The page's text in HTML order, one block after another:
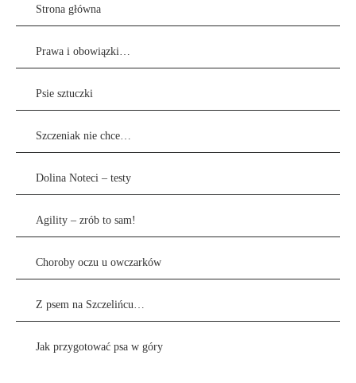
Strona główna
Prawa i obowiązki…
Psie sztuczki
Szczeniak nie chce…
Dolina Noteci – testy
Agility – zrób to sam!
Choroby oczu u owczarków
Z psem na Szczelińcu…
Jak przygotować psa w góry